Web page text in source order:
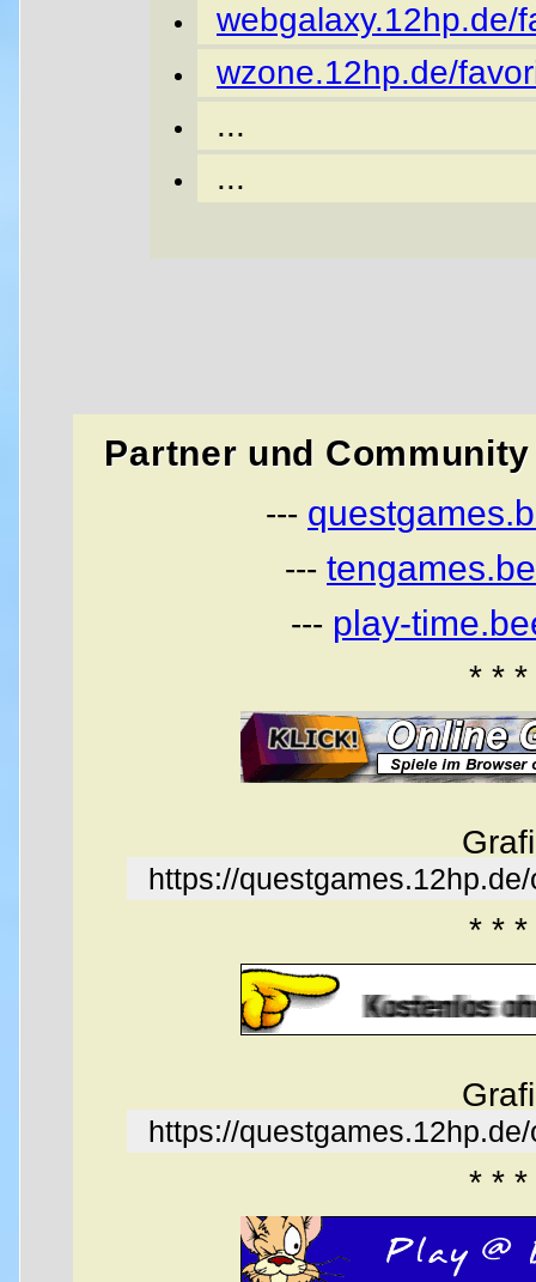
webgalaxy.12hp.de/
wzone.12hp.de/
...
...
Partner und
---
---
--- play-
* * *
https://
* * *
https://
* * *